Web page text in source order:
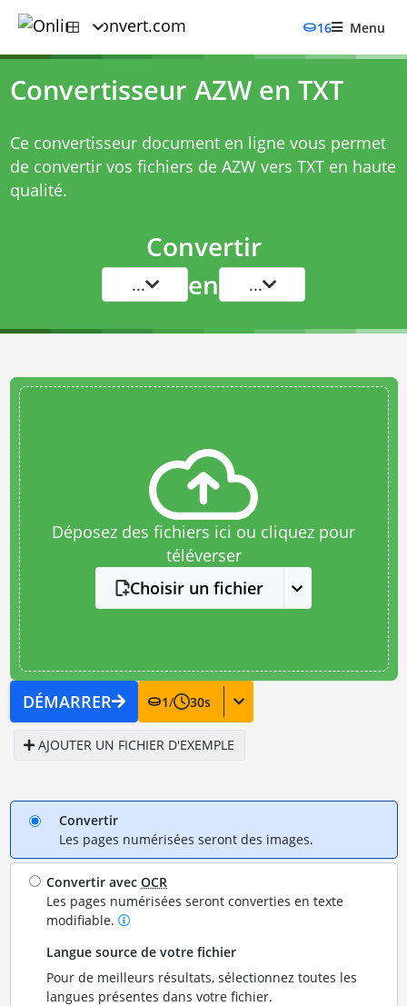
16 Menu
Convertisseur AZW en TXT
Ce convertisseur document en ligne vous permet
de convertir vos fichiers de AZW vers TXT en haute
qualité.
Convertir
... en ...
Déposez des fichiers ici ou cliquez pour
téléverser
Choisir un fichier
DÉMARRER 1/ 30s
AJOUTER UN FICHIER D'EXEMPLE
Convertir
Les pages numérisées seront des images.
Convertir avecOCR
Les pages numérisées seront converties en texte
modifiable.
Langue source de votre fichier
Pour de meilleurs résultats, sélectionnez toutes les
langues présentes dans votre fichier.